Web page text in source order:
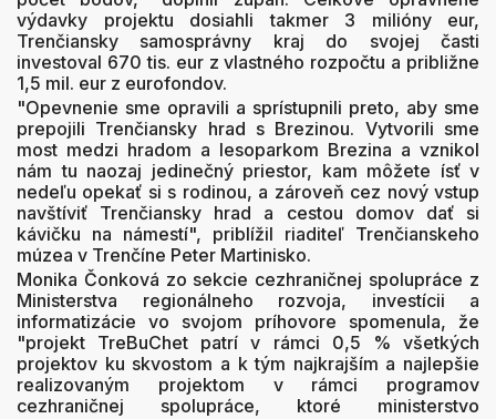
výdavky projektu dosiahli takmer 3 milióny eur,
Trenčiansky samosprávny kraj do svojej časti
investoval 670 tis. eur z vlastného rozpočtu a približne
1,5 mil. eur z eurofondov.
"Opevnenie sme opravili a sprístupnili preto, aby sme
prepojili Trenčiansky hrad s Brezinou. Vytvorili sme
most medzi hradom a lesoparkom Brezina a vznikol
nám tu naozaj jedinečný priestor, kam môžete ísť v
nedeľu opekať si s rodinou, a zároveň cez nový vstup
navštíviť Trenčiansky hrad a cestou domov dať si
kávičku na námestí", priblížil riaditeľ Trenčianskeho
múzea v Trenčíne Peter Martinisko.
Monika Čonková zo sekcie cezhraničnej spolupráce z
Ministerstva regionálneho rozvoja, investícii a
informatizácie vo svojom príhovore spomenula, že
"projekt TreBuChet patrí v rámci 0,5 % všetkých
projektov ku skvostom a k tým najkrajším a najlepšie
realizovaným projektom v rámci programov
cezhraničnej spolupráce, ktoré ministerstvo